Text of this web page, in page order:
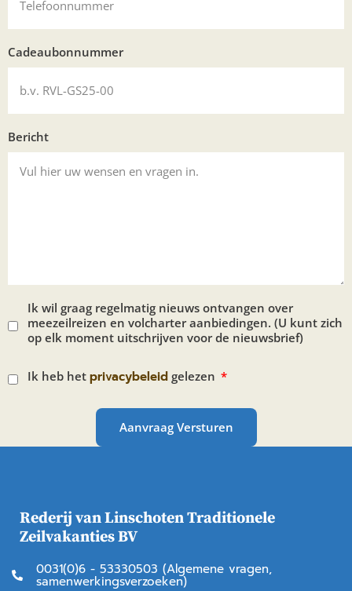
Cadeaubonnummer
Bericht
Ik wil graag regelmatig nieuws ontvangen over
meezeilreizen en volcharter aanbiedingen. (U kunt zich
op elk moment uitschrijven voor de nieuwsbrief)
Ik heb het privacybeleid gelezen
Aanvraag Versturen
Rederij van Linschoten Traditionele
Zeilvakanties BV
0031(0)6 - 53330503 (Algemene vragen,
samenwerkingsverzoeken)